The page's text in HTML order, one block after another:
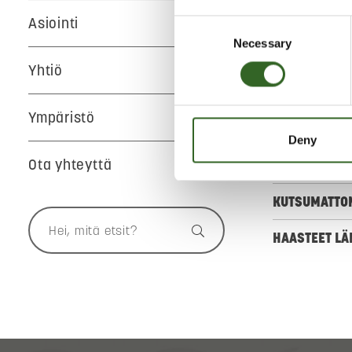
Selection
Necessary
Deny
Asiointi
Yhtiö
Ympäristö
Ota yhteyttä
Hajotustyö
asiaan
KOMPOSTI
HAASTEET